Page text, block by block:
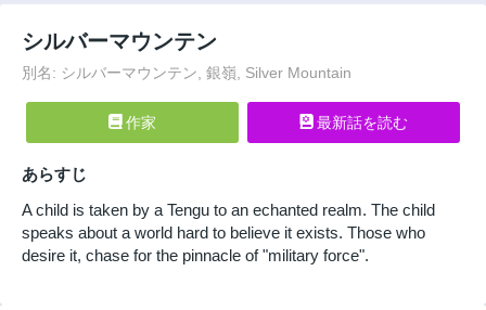
シルバーマウンテン
別名: シルバーマウンテン, 銀嶺, Silver Mountain
作家 最新話を読む
あらすじ
A child is taken by a Tengu to an echanted realm. The child
speaks about a world hard to believe it exists. Those who
desire it, chase for the pinnacle of "military force".